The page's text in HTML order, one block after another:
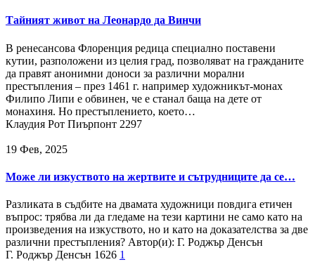
Тайният живот на Леонардо да Винчи
В ренесансова Флоренция редица специално поставени
кутии, разположени из целия град, позволяват на гражданите
да правят анонимни доноси за различни морални
престъпления – през 1461 г. например художникът-монах
Филипо Липи е обвинен, че е станал баща на дете от
монахиня. Но престъплението, което…
Клаудия Рот Пиърпонт 2297
19 Фев, 2025
Може ли изкуството на жертвите и сътрудниците да се…
Разликата в съдбите на двамата художници повдига етичен
въпрос: трябва ли да гледаме на тези картини не само като на
произведения на изкуството, но и като на доказателства за две
различни престъпления? Автор(и): Г. Роджър Денсън
Г. Роджър Денсън 1626 1